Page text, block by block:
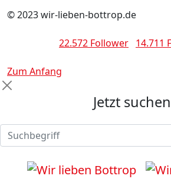
© 2023 wir-lieben-bottrop.de
22.572 Follower 14.711
Zum Anfang
Jetzt suchen